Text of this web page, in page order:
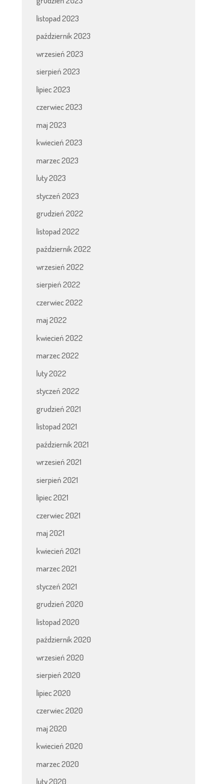
listopad 2023
październik 2023
wrzesień 2023
sierpień 2023
lipiec 2023
czerwiec 2023
maj 2023
kwiecień 2023
marzec 2023
luty 2023
styczeń 2023
grudzień 2022
listopad 2022
październik 2022
wrzesień 2022
sierpień 2022
czerwiec 2022
maj 2022
kwiecień 2022
marzec 2022
luty 2022
styczeń 2022
grudzień 2021
listopad 2021
październik 2021
wrzesień 2021
sierpień 2021
lipiec 2021
czerwiec 2021
maj 2021
kwiecień 2021
marzec 2021
styczeń 2021
grudzień 2020
listopad 2020
październik 2020
wrzesień 2020
sierpień 2020
lipiec 2020
czerwiec 2020
maj 2020
kwiecień 2020
marzec 2020
luty 2020